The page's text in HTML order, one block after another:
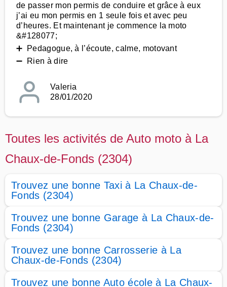
de passer mon permis de conduire et grâce à eux
j’ai eu mon permis en 1 seule fois et avec peu
d’heures. Et maintenant je commence la moto
&#128077;
➕ Pedagogue, à l’écoute, calme, motovant
➖ Rien à dire
Valeria
28/01/2020
Toutes les activités de Auto moto à La
Chaux-de-Fonds (2304)
Trouvez une bonne Taxi à La Chaux-de-
Fonds (2304)
Trouvez une bonne Garage à La Chaux-de-
Fonds (2304)
Trouvez une bonne Carrosserie à La
Chaux-de-Fonds (2304)
Trouvez une bonne Auto école à La Chaux-